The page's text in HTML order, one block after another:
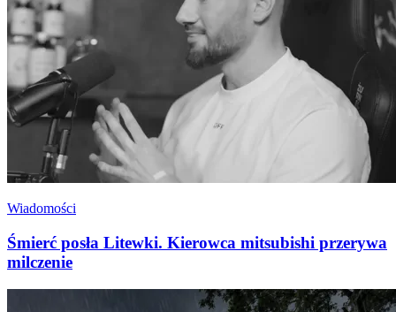
Wiadomości
Śmierć posła Litewki. Kierowca mitsubishi przerywa
milczenie